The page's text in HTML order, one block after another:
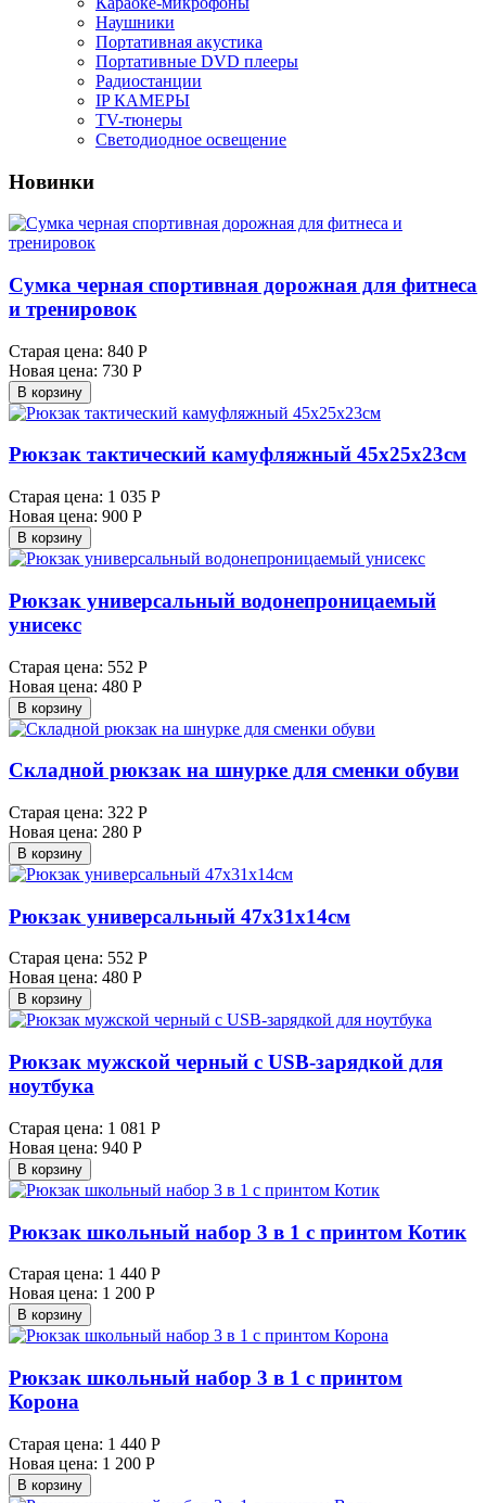
Наушники
Портативная акустика
Портативные DVD плееры
Радиостанции
IP КАМЕРЫ
TV-тюнеры
Светодиодное освещение
Новинки
Сумка черная спортивная дорожная для фитнеса
и тренировок
Старая цена: 840 Р
Новая цена: 730 Р
В корзину
Рюкзак тактический камуфляжный 45х25х23см
Старая цена: 1 035 Р
Новая цена: 900 Р
В корзину
Рюкзак универсальный водонепроницаемый
унисекс
Старая цена: 552 Р
Новая цена: 480 Р
В корзину
Складной рюкзак на шнурке для сменки обуви
Старая цена: 322 Р
Новая цена: 280 Р
В корзину
Рюкзак универсальный 47х31х14см
Старая цена: 552 Р
Новая цена: 480 Р
В корзину
Рюкзак мужской черный с USB-зарядкой для
ноутбука
Старая цена: 1 081 Р
Новая цена: 940 Р
В корзину
Рюкзак школьный набор 3 в 1 с принтом Котик
Старая цена: 1 440 Р
Новая цена: 1 200 Р
В корзину
Рюкзак школьный набор 3 в 1 с принтом
Корона
Старая цена: 1 440 Р
Новая цена: 1 200 Р
В корзину